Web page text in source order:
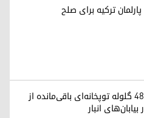
ترکیه برای صلح
کشف ۴۸۰ گلوله توپخانه‌ای باقی‌مانده از
انبار